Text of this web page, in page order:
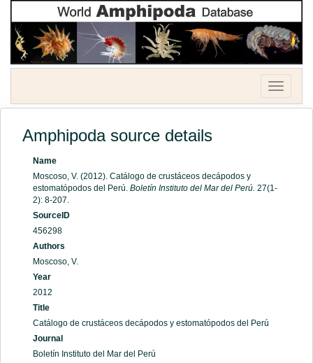
Toggle
Amphipoda source details
Name
Moscoso, V. (2012). Catálogo de crustáceos decápodos y
estomatópodos del Perú. Boletín Instituto del Mar del Perú. 27(1-
2): 8-207.
SourceID
456298
Authors
Moscoso, V.
Year
2012
Title
Catálogo de crustáceos decápodos y estomatópodos del Perú
Journal
Boletín Instituto del Mar del Perú